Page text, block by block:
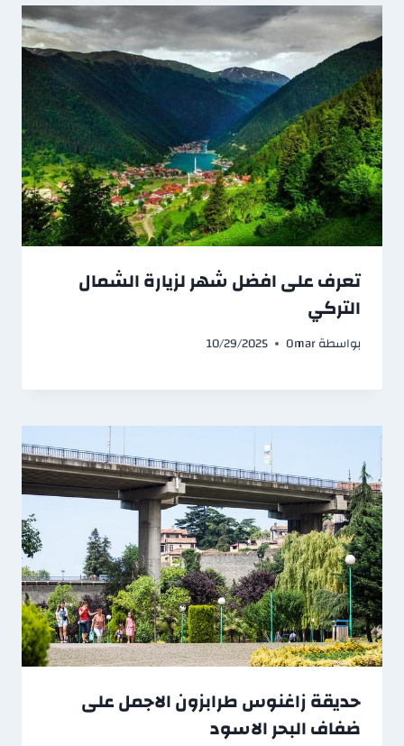
تعرف على افضل شهر لزيارة الشمال
التركي
بواسطةOmar
10/29/2025
حديقة زاغنوس طرابزون الاجمل على
ضفاف البحر الاسود